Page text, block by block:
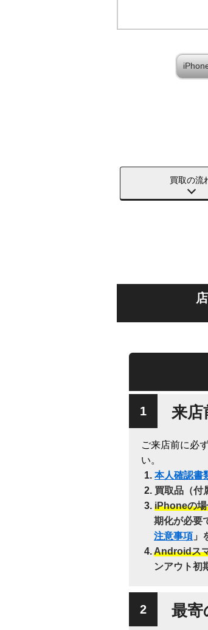
買取の流
来店
ご来店前に必
い。
本人確認書
買取品（付
iPhoneの
期化が必要
注意事項 」
Androidス
ンアウト初
最寄